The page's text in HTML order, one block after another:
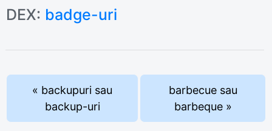
DEX: badge-uri
« backupuri sau
backup-uri
barbecue sau
barbeque »